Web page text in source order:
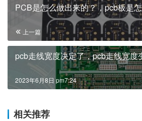
PCB是怎么做出来的？，pcb板是
上一篇
pcb走线宽度决定了，pcb走线宽度
2023年6月8日 pm7:24
相关推荐